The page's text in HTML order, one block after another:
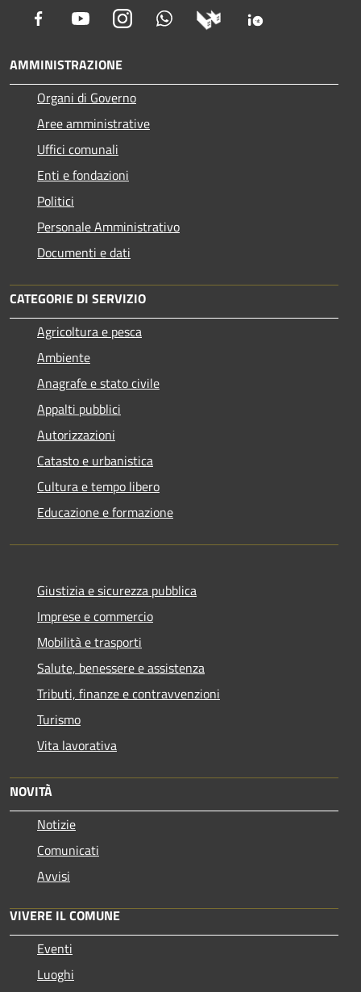
Facebook YoutubeInstagram Whatsapp
AMMINISTRAZIONE
Organi di Governo
Aree amministrative
Uffici comunali
Enti e fondazioni
Politici
Personale Amministrativo
Documenti e dati
CATEGORIE DI SERVIZIO
Agricoltura e pesca
Ambiente
Anagrafe e stato civile
Appalti pubblici
Autorizzazioni
Catasto e urbanistica
Cultura e tempo libero
Educazione e formazione
Giustizia e sicurezza pubblica
Imprese e commercio
Mobilità e trasporti
Salute, benessere e assistenza
Tributi, finanze e contravvenzioni
Turismo
Vita lavorativa
NOVITÀ
Notizie
Comunicati
Avvisi
VIVERE IL COMUNE
Eventi
Luoghi